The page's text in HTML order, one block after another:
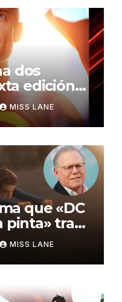
dos
edición
Super
MISS LANE
que «DC
pinta» tras
MISS LANE